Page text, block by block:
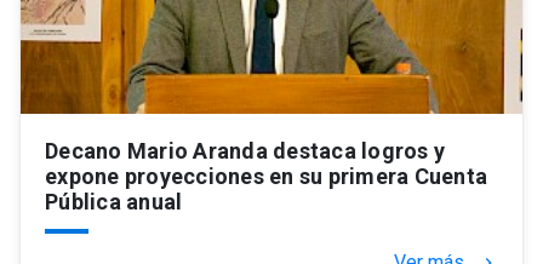
Decano Mario Aranda destaca logros y
expone proyecciones en su primera Cuenta
Pública anual